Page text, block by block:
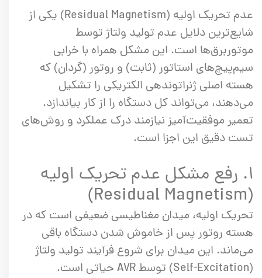
عدم تحریک اولیه (Residual Magnetism) یکی از
شایع‌ترین دلایل عدم تولید ولتاژ توسط
موتوربرق‌ها است. این مشکل همراه با خرابی
سیم‌پیچ‌های استاتور (ثابت) و روتور (گردان) که
هسته اصلی ژنراتوندهی الکتریکی را تشکیل
می‌دهند، می‌تواند کل دستگاه را از کار بیاندازد.
تعمیر موفقیت‌آمیز نیازمند درک عملکرد و روش‌های
تست دقیق این اجزا است.
۱. رفع مشکل عدم تحریک اولیه
(Residual Magnetism)
تحریک اولیه، میدان مغناطیسی ضعیفی است که در
هسته روتور پس از خاموش شدن دستگاه باقی
می‌ماند. این میدان برای شروع فرآیند تولید ولتاژ
(Self-Excitation) توسط AVR حیاتی است.